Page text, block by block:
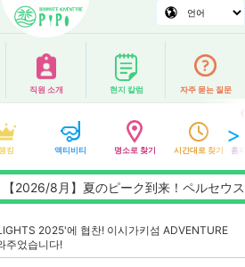
직원 소개 현지 칼럼 자주 묻는 질문
랭킹 액티비티 명소로 찾기 시간대로 찾기 홈
8月】夏のピーク到来！ペルセウス座流
2025'에 협찬! 이시가키섬 ADVENTURE
주었습니다!